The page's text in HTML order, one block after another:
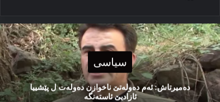
سیاسی
دەمیرتاش: ئەم دەولەتێ ناخوازن دەولەت ل پێشییا
ئازادیێ ئاستەنگە